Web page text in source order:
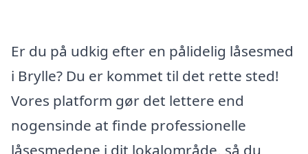
Er du på udkig efter en pålidelig låsesmed
i Brylle? Du er kommet til det rette sted!
Vores platform gør det lettere end
nogensinde at finde professionelle
låsesmedene i dit lokalområde, så du